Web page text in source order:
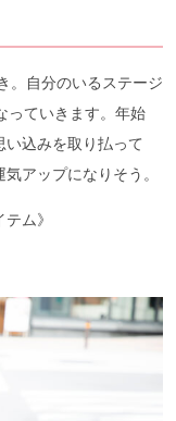
。自分のいるステージ
っていきます。年始
込みを取り払って
アップになりそう。
ム》